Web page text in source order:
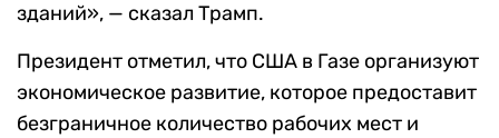
зданий», — сказал Трамп.
Президент отметил, что США в Газе организуют
экономическое развитие, которое предоставит
безграничное количество рабочих мест и